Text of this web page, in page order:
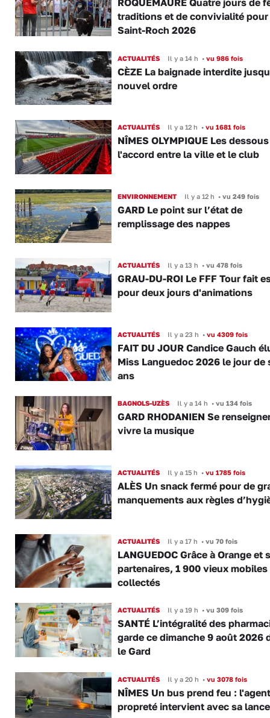
ROQUEMAURE Quatre jours de
traditions et de convivialité pour
Saint-Roch 2026
ACTUALITÉS Il y a 14 h •vu 986 fois
CÈZE La baignade interdite
nouvel ordre
ACTUALITÉS Il y a 12 h •vu 1681 fois
NÎMES OLYMPIQUE Les
l'accord entre la ville et le club
ENVIRONNEMENT Il y a 12 h •vu 249 fois
GARD Le point sur l’état de
remplissage des nappes
ACTUALITÉS Il y a 13 h •vu 478 fois
GRAU-DU-ROI Le FFF Tour fait
pour deux jours d'animations
ACTUALITÉS Il y a 23 h •vu 4309 fois
FAIT DU JOUR Candice Gauch
Miss Languedoc 2026 le jour de
ans
BAGNOLS-UZÈS Il y a 14 h •vu 134 fois
GARD RHODANIEN Se
vivre la musique
ACTUALITÉS Il y a 15 h •vu 1785 fois
ALÈS Un snack fermé pour de
manquements aux règles
ACTUALITÉS Il y a 17 h •vu 70 fois
LANGUEDOC Grâce à Orange et
partenaires, 1 900 vieux mobiles
collectés
ACTUALITÉS Il y a 19 h •vu 309 fois
SANTÉ L’intégralité des
garde ce dimanche 9 août 2026
le Gard
ACTUALITÉS Il y a 20 h •vu 3078 fois
NÎMES Un bus prend feu :
propreté intervient avec sa lance